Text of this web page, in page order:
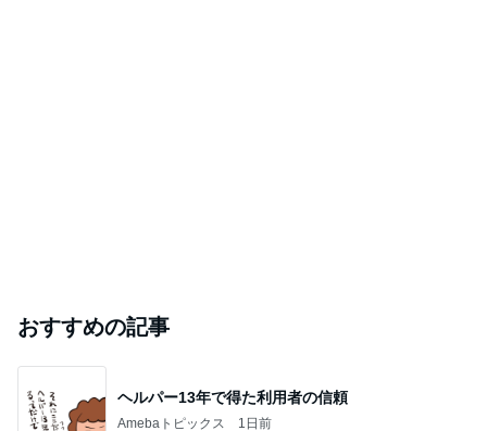
おすすめの記事
ヘルパー13年で得た利用者の信頼
Amebaトピックス 1日前